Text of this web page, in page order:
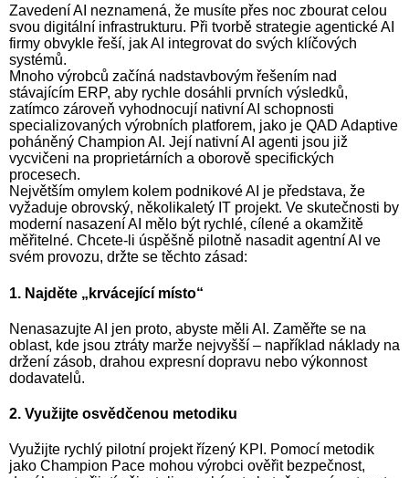
Zavedení AI neznamená, že musíte přes noc zbourat celou
svou digitální infrastrukturu. Při tvorbě strategie agentické AI
firmy obvykle řeší, jak AI integrovat do svých klíčových
systémů.
Mnoho výrobců začíná nadstavbovým řešením nad
stávajícím ERP, aby rychle dosáhli prvních výsledků,
zatímco zároveň vyhodnocují nativní AI schopnosti
specializovaných výrobních platforem, jako je QAD Adaptive
poháněný Champion AI. Její nativní AI agenti jsou již
vycvičeni na proprietárních a oborově specifických
procesech.
Největším omylem kolem podnikové AI je představa, že
vyžaduje obrovský, několikaletý IT projekt. Ve skutečnosti by
moderní nasazení AI mělo být rychlé, cílené a okamžitě
měřitelné. Chcete-li úspěšně pilotně nasadit agentní AI ve
svém provozu, držte se těchto zásad:
1. Najděte „krvácející místo“
Nenasazujte AI jen proto, abyste měli AI. Zaměřte se na
oblast, kde jsou ztráty marže nejvyšší – například náklady na
držení zásob, drahou expresní dopravu nebo výkonnost
dodavatelů.
2. Využijte osvědčenou metodiku
Využijte rychlý pilotní projekt řízený KPI. Pomocí metodik
jako Champion Pace mohou výrobci ověřit bezpečnost,